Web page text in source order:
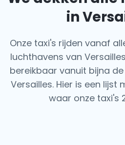
in
Onze taxi's rijden vanaf
luchthavens van
bereikbaar vanuit bijna de
Versailles. Hier is een lijst
waar onze taxi's